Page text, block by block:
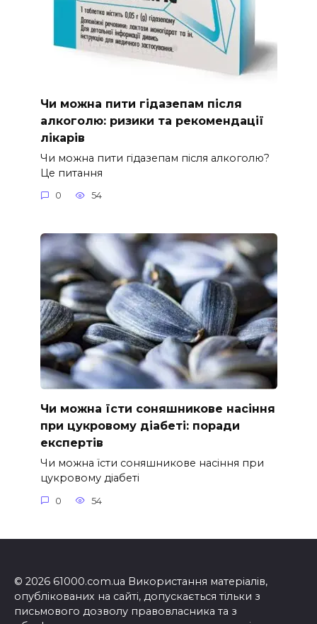
Чи можна пити гідазепам після
алкоголю: ризики та рекомендації
лікарів
Чи можна пити гідазепам після алкоголю?
Це питання
0 54
Чи можна їсти соняшникове насіння
при цукровому діабеті: поради
експертів
Чи можна їсти соняшникове насіння при
цукровому діабеті
0 54
© 2026 61000.com.ua Використання матеріалів,
опублікованих на сайті, допускається тільки з
письмового дозволу правовласника та з